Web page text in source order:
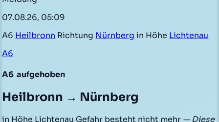
07.08.26, 05:09
A6 Heilbronn Richtung Nürnberg in Höhe Lichtenau
A6
A6 aufgehoben
Heilbronn → Nürnberg
in Höhe Lichtenau Gefahr besteht nicht mehr — Diese